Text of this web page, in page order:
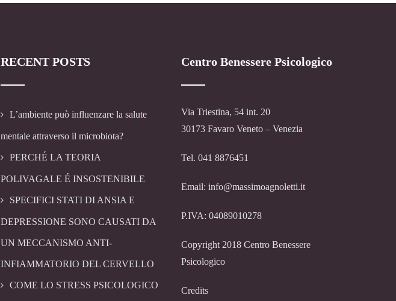
RECENT POSTS
L’ambiente può influenzare la salute
mentale attraverso il microbiota?
PERCHÉ LA TEORIA
POLIVAGALE É INSOSTENIBILE
SPECIFICI STATI DI ANSIA E
DEPRESSIONE SONO CAUSATI DA
UN MECCANISMO ANTI-
INFIAMMATORIO DEL CERVELLO
COME LO STRESS PSICOLOGICO
Centro Benessere Psicologico
Via Triestina, 54 int. 20
30173 Favaro Veneto – Venezia
Tel. 041 8876451
Email: info@massimoagnoletti.it
P.IVA: 04089010278
Copyright 2018 Centro Benessere
Psicologico
Credits